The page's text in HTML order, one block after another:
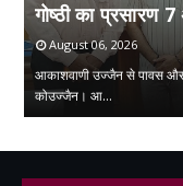
गोष्ठी का प्रसारण
August 06, 2026
आकाशवाणी उज्जैन से पावस और
कोउज्जैन। आ…